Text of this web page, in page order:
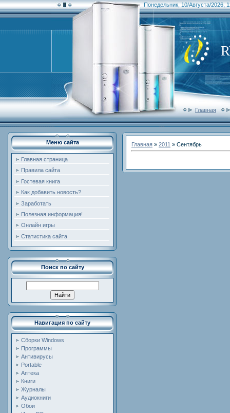
Понедельник, 10/Августа/2026,
Главная
Меню сайта
Главная страница
Правила сайта
Гостевая книга
Как добавить новость?
Заработать
Полезная информация!
Онлайн игры
Статистика сайта
Поиск по сайту
Навигация по сайту
Сборки Windows
Программы
Антивирусы
Portable
Аптека
Книги
Журналы
Аудиокниги
Обои
Главная » 2011 » Сентябрь